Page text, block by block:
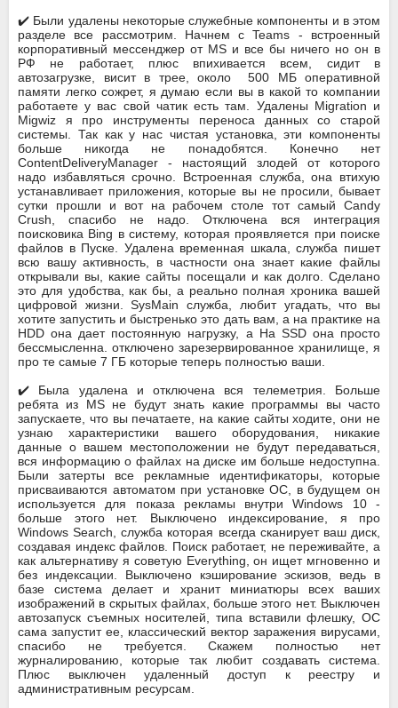
✔️ Были удалены некоторые служебные компоненты и в этом
разделе все рассмотрим. Начнем с Teams - встроенный
корпоративный мессенджер от MS и все бы ничего но он в
РФ не работает, плюс впихивается всем, сидит в
автозагрузке, висит в трее, около 500 МБ оперативной
памяти легко сожрет, я думаю если вы в какой то компании
работаете у вас свой чатик есть там. Удалены Migration и
Migwiz я про инструменты переноса данных со старой
системы. Так как у нас чистая установка, эти компоненты
больше никогда не понадобятся. Конечно нет
ContentDeliveryManager - настоящий злодей от которого
надо избавляться срочно. Встроенная служба, она втихую
устанавливает приложения, которые вы не просили, бывает
сутки прошли и вот на рабочем столе тот самый Candy
Crush, спасибо не надо. Отключена вся интеграция
поисковика Bing в систему, которая проявляется при поиске
файлов в Пуске. Удалена временная шкала, служба пишет
всю вашу активность, в частности она знает какие файлы
открывали вы, какие сайты посещали и как долго. Сделано
это для удобства, как бы, а реально полная хроника вашей
цифровой жизни. SysMain служба, любит угадать, что вы
хотите запустить и быстренько это дать вам, а на практике на
HDD она дает постоянную нагрузку, а На SSD она просто
бессмысленна. отключено зарезервированное хранилище, я
про те самые 7 ГБ которые теперь полностью ваши.
✔️ Была удалена и отключена вся телеметрия. Больше
ребята из MS не будут знать какие программы вы часто
запускаете, что вы печатаете, на какие сайты ходите, они не
узнаю характеристики вашего оборудования, никакие
данные о вашем местоположении не будут передаваться,
вся информацию о файлах на диске им больше недоступна.
Были затерты все рекламные идентификаторы, которые
присваиваются автоматом при установке ОС, в будущем он
используется для показа рекламы внутри Windows 10 -
больше этого нет. Выключено индексирование, я про
Windows Search, служба которая всегда сканирует ваш диск,
создавая индекс файлов. Поиск работает, не переживайте, а
как альтернативу я советую Everything, он ищет мгновенно и
без индексации. Выключено кэширование эскизов, ведь в
базе система делает и хранит миниатюры всех ваших
изображений в скрытых файлах, больше этого нет. Выключен
автозапуск съемных носителей, типа вставили флешку, ОС
сама запустит ее, классический вектор заражения вирусами,
спасибо не требуется. Скажем полностью нет
журналированию, которые так любит создавать система.
Плюс выключен удаленный доступ к реестру и
административным ресурсам.